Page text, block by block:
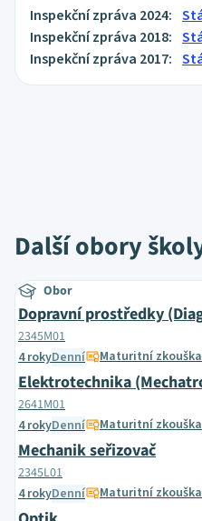
Inspekční zpráva 2024:
Inspekční zpráva 2018:
Inspekční zpráva 2017:
Další obory
Obor
Dopravní prostředky
2345M01
4 rokyDenní Maturitní zkouška
Elektrotechnika
2641M01
4 rokyDenní Maturitní zkouška
Mechanik seřizovač
2345L01
4 rokyDenní Maturitní zkouška